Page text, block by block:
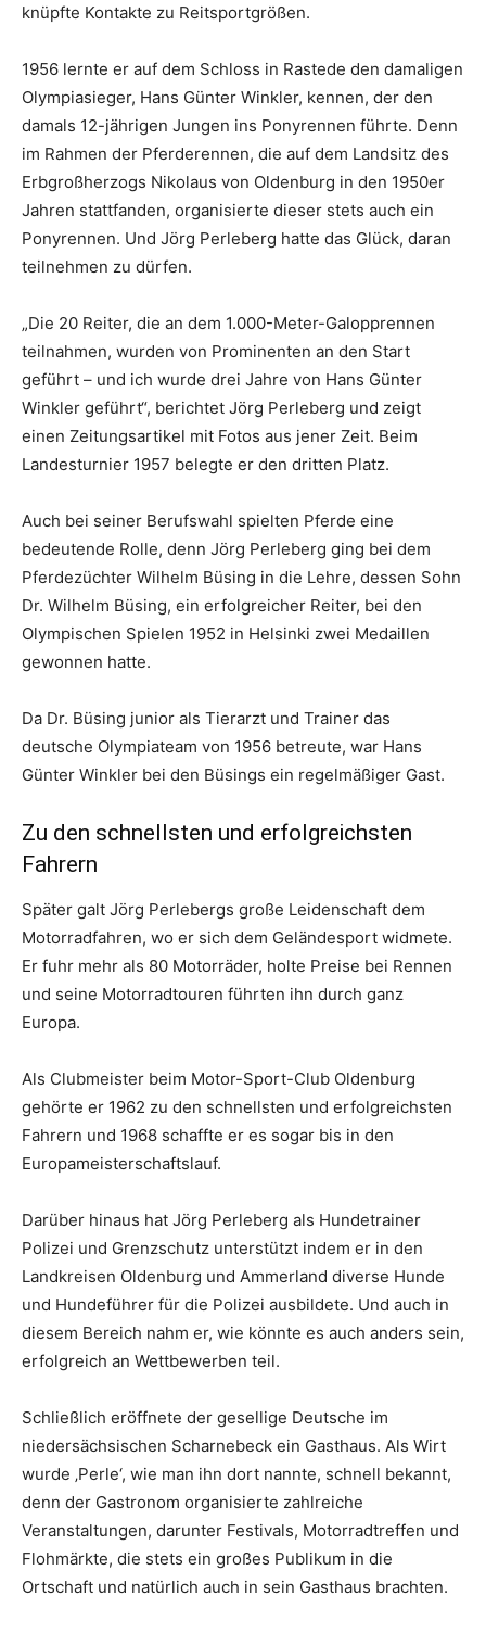
knüpfte Kontakte zu Reitsportgrößen.
1956 lernte er auf dem Schloss in Rastede den damaligen
Olympiasieger, Hans Günter Winkler, kennen, der den
damals 12-jährigen Jungen ins Ponyrennen führte. Denn
im Rahmen der Pferderennen, die auf dem Landsitz des
Erbgroßherzogs Nikolaus von Oldenburg in den 1950er
Jahren stattfanden, organisierte dieser stets auch ein
Ponyrennen. Und Jörg Perleberg hatte das Glück, daran
teilnehmen zu dürfen.
„Die 20 Reiter, die an dem 1.000-Meter-Galopprennen
teilnahmen, wurden von Prominenten an den Start
geführt – und ich wurde drei Jahre von Hans Günter
Winkler geführt“, berichtet Jörg Perleberg und zeigt
einen Zeitungsartikel mit Fotos aus jener Zeit. Beim
Landesturnier 1957 belegte er den dritten Platz.
Auch bei seiner Berufswahl spielten Pferde eine
bedeutende Rolle, denn Jörg Perleberg ging bei dem
Pferdezüchter Wilhelm Büsing in die Lehre, dessen Sohn
Dr. Wilhelm Büsing, ein erfolgreicher Reiter, bei den
Olympischen Spielen 1952 in Helsinki zwei Medaillen
gewonnen hatte.
Da Dr. Büsing junior als Tierarzt und Trainer das
deutsche Olympiateam von 1956 betreute, war Hans
Günter Winkler bei den Büsings ein regelmäßiger Gast.
Zu den schnellsten und erfolgreichsten
Fahrern
Später galt Jörg Perlebergs große Leidenschaft dem
Motorradfahren, wo er sich dem Geländesport widmete.
Er fuhr mehr als 80 Motorräder, holte Preise bei Rennen
und seine Motorradtouren führten ihn durch ganz
Europa.
Als Clubmeister beim Motor-Sport-Club Oldenburg
gehörte er 1962 zu den schnellsten und erfolgreichsten
Fahrern und 1968 schaffte er es sogar bis in den
Europameisterschaftslauf.
Darüber hinaus hat Jörg Perleberg als Hundetrainer
Polizei und Grenzschutz unterstützt indem er in den
Landkreisen Oldenburg und Ammerland diverse Hunde
und Hundeführer für die Polizei ausbildete. Und auch in
diesem Bereich nahm er, wie könnte es auch anders sein,
erfolgreich an Wettbewerben teil.
Schließlich eröffnete der gesellige Deutsche im
niedersächsischen Scharnebeck ein Gasthaus. Als Wirt
wurde ‚Perle‘, wie man ihn dort nannte, schnell bekannt,
denn der Gastronom organisierte zahlreiche
Veranstaltungen, darunter Festivals, Motorradtreffen und
Flohmärkte, die stets ein großes Publikum in die
Ortschaft und natürlich auch in sein Gasthaus brachten.